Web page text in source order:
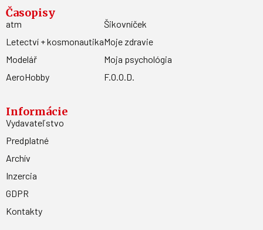
Časopisy
atm
Letectví + kosmonautika
Modelář
AeroHobby
Šikovníček
Moje zdravie
Moja psychológia
F.O.O.D.
Informácie
Vydavateľstvo
Predplatné
Archív
Inzercia
GDPR
Kontakty